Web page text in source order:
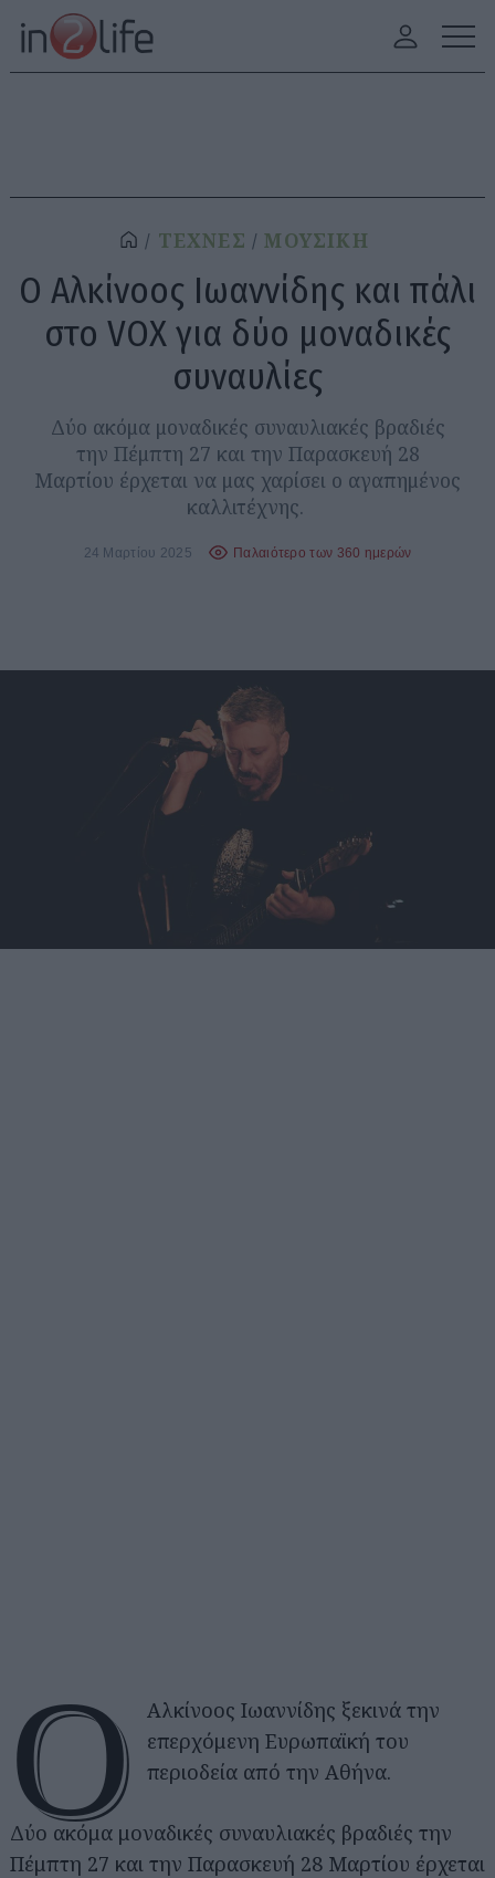
ΤΕΧΝΕΣ ΜΟΥΣΙΚΗ
O Αλκίνοος Ιωαννίδης και πάλι
στο VOX για δύο μοναδικές
συναυλίες
Δύο ακόμα μοναδικές συναυλιακές βραδιές
την Πέμπτη 27 και την Παρασκευή 28
Μαρτίου έρχεται να μας χαρίσει ο αγαπημένος
καλλιτέχνης.
24 Μαρτίου 2025 Παλαιότερο των 360 ημερών
Ο
Αλκίνοος Ιωαννίδης ξεκινά την
επερχόμενη Ευρωπαϊκή του
περιοδεία από την Αθήνα.
Δύο ακόμα μοναδικές συναυλιακές βραδιές την
Πέμπτη 27 και την Παρασκευή 28 Μαρτίου έρχεται